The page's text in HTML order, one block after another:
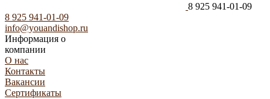
8 925 941-01-09
8 925 941-01-09
info@youandishop.ru
Информация о
компании
О нас
Контакты
Вакансии
Сертификаты